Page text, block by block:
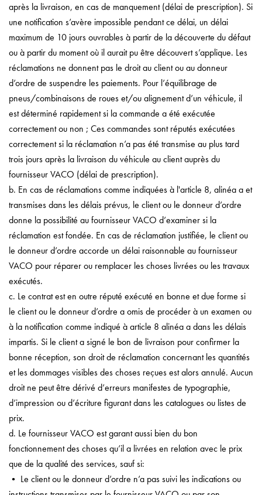
après la livraison, en cas de manquement (délai de prescription). Si
une notification s’avère impossible pendant ce délai, un délai
maximum de 10 jours ouvrables à partir de la découverte du défaut
ou à partir du moment où il aurait pu être découvert s’applique. Les
réclamations ne donnent pas le droit au client ou au donneur
d’ordre de suspendre les paiements. Pour l’équilibrage de
pneus/combinaisons de roues et/ou alignement d’un véhicule, il
est déterminé rapidement si la commande a été exécutée
correctement ou non ; Ces commandes sont réputés exécutées
correctement si la réclamation n’a pas été transmise au plus tard
trois jours après la livraison du véhicule au client auprès du
fournisseur VACO (délai de prescription).
b. En cas de réclamations comme indiquées à l'article 8, alinéa a et
transmises dans les délais prévus, le client ou le donneur d’ordre
donne la possibilité au fournisseur VACO d’examiner si la
réclamation est fondée. En cas de réclamation justifiée, le client ou
le donneur d’ordre accorde un délai raisonnable au fournisseur
VACO pour réparer ou remplacer les choses livrées ou les travaux
exécutés.
c. Le contrat est en outre réputé exécuté en bonne et due forme si
le client ou le donneur d’ordre a omis de procéder à un examen ou
à la notification comme indiqué à article 8 alinéa a dans les délais
impartis. Si le client a signé le bon de livraison pour confirmer la
bonne réception, son droit de réclamation concernant les quantités
et les dommages visibles des choses reçues est alors annulé. Aucun
droit ne peut être dérivé d’erreurs manifestes de typographie,
d’impression ou d’écriture figurant dans les catalogues ou listes de
prix.
d. Le fournisseur VACO est garant aussi bien du bon
fonctionnement des choses qu’il a livrées en relation avec le prix
que de la qualité des services, sauf si:
• Le client ou le donneur d’ordre n’a pas suivi les indications ou